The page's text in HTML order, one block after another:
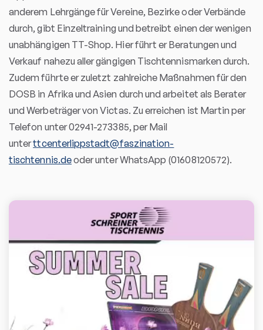
anderem Lehrgänge für Vereine, Bezirke oder Verbände
durch, gibt Einzeltraining und betreibt einen der wenigen
unabhängigen TT-Shop. Hier führt er Beratungen und
Verkauf nahezu aller gängigen Tischtennismarken durch.
Zudem führte er zuletzt zahlreiche Maßnahmen für den
DOSB in Afrika und Asien durch und arbeitet als Berater
und Werbeträger von Victas. Zu erreichen ist Martin per
Telefon unter 02941-273385, per Mail
unterttcenterlippstadt@faszination-
tischtennis.deoder unter WhatsApp (01608120572).